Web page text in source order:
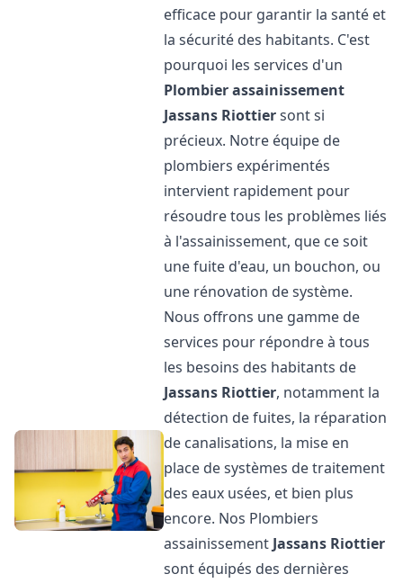
efficace pour garantir la santé et
la sécurité des habitants. C'est
pourquoi les services d'un
Plombier assainissement
Jassans Riottiersont si
précieux. Notre équipe de
plombiers expérimentés
intervient rapidement pour
résoudre tous les problèmes liés
à l'assainissement, que ce soit
une fuite d'eau, un bouchon, ou
une rénovation de système.
Nous offrons une gamme de
services pour répondre à tous
les besoins des habitants de
Jassans Riottier, notamment la
détection de fuites, la réparation
de canalisations, la mise en
place de systèmes de traitement
des eaux usées, et bien plus
encore. Nos Plombiers
assainissement Jassans Riottier
sont équipés des dernières